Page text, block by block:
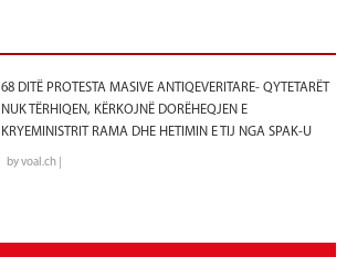
68 DITË PROTESTA MASIVE ANTIQEVERITARE- QYTETARËT
NUK TËRHIQEN, KËRKOJNË DORËHEQJEN E
KRYEMINISTRIT RAMA DHE HETIMIN E TIJ NGA SPAK-U
by voal.ch |